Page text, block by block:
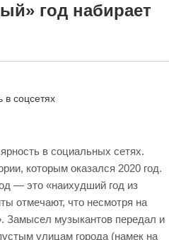
год набирает
в социальных сетях.
которым оказался 2020 год.
— это «наихудший год из
отмечают, что несмотря на
Замысел музыкантов передал и
улицам города (намек на